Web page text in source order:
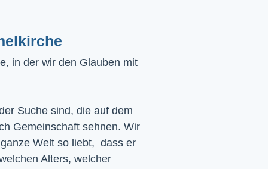
in der wir den Glauben mit
Suche sind, die auf dem
Gemeinschaft sehnen. Wir
Welt so liebt, dass er
Alters, welcher